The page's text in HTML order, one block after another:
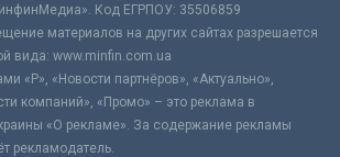
Код ЕГРПОУ: 35506859
материалов на других сайтах разрешается
вида: www.minfin.com.ua
«Р», «Новости партнёров», «Актуально»,
компаний», «Промо» – это реклама в
«О рекламе». За содержание рекламы
рекламодатель.